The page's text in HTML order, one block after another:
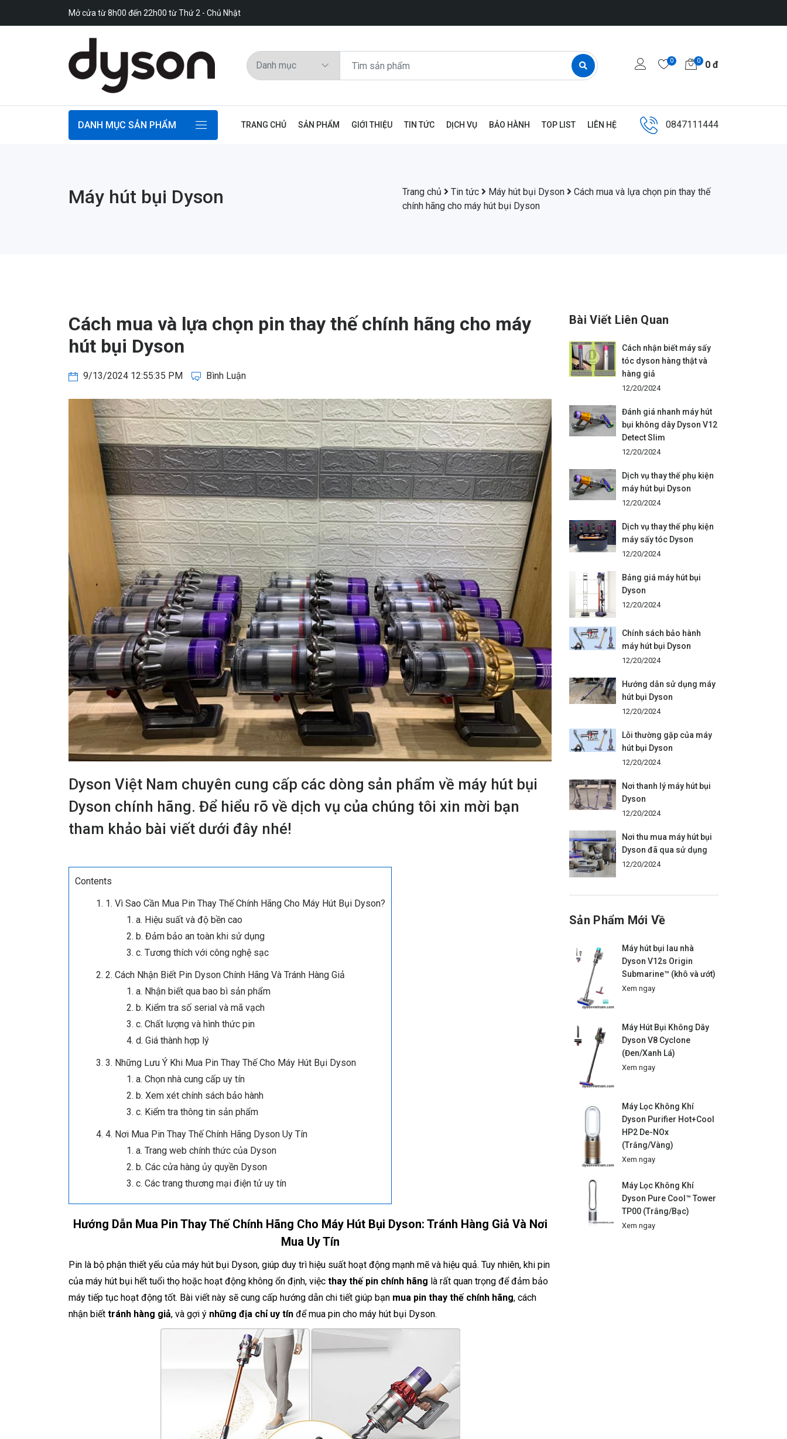
Mở cửa từ 8h00 đến 22h00 từ Thứ 2 - Chủ Nhật
0 0 0 đ
DANH MỤC SẢN PHẨM TRANG CHỦ SẢN PHẨM GIỚI THIỆU TIN TỨC DỊCH VỤ BẢO HÀNH TOP LIST LIÊN HỆ 0847111444
Máy hút bụi Dyson Trang chủ Tin tức Máy hút bụi Dyson
Cách mua và lựa chọn pin thay thế
chính hãng cho máy hút bụi Dyson
Cách mua và lựa chọn pin thay thế chính hãng cho máy
hút bụi Dyson
9/13/2024 12:55:35 PM Bình Luận
Dyson Việt Nam chuyên cung cấp các dòng sản phẩm về máy hút bụi
Dyson chính hãng. Để hiểu rõ về dịch vụ của chúng tôi xin mời bạn
tham khảo bài viết dưới đây nhé!
Contents
1. Vì Sao Cần Mua Pin Thay Thế Chính Hãng Cho Máy Hút Bụi Dyson?
a. Hiệu suất và độ bền cao
b. Đảm bảo an toàn khi sử dụng
c. Tương thích với công nghệ sạc
2. Cách Nhận Biết Pin Dyson Chính Hãng Và Tránh Hàng Giả
a. Nhận biết qua bao bì sản phẩm
b. Kiểm tra số serial và mã vạch
c. Chất lượng và hình thức pin
d. Giá thành hợp lý
3. Những Lưu Ý Khi Mua Pin Thay Thế Cho Máy Hút Bụi Dyson
a. Chọn nhà cung cấp uy tín
b. Xem xét chính sách bảo hành
c. Kiểm tra thông tin sản phẩm
4. Nơi Mua Pin Thay Thế Chính Hãng Dyson Uy Tín
a. Trang web chính thức của Dyson
b. Các cửa hàng ủy quyền Dyson
c. Các trang thương mại điện tử uy tín
Hướng Dẫn Mua Pin Thay Thế Chính Hãng Cho Máy Hút Bụi Dyson: Tránh Hàng Giả Và Nơi
Mua Uy Tín
Pin là bộ phận thiết yếu của máy hút bụi Dyson, giúp duy trì hiệu suất hoạt động mạnh mẽ và hiệu quả. Tuy nhiên, khi pin
của máy hút bụi hết tuổi thọ hoặc hoạt động không ổn định, việc thay thế pin chính hãng là rất quan trọng để đảm bảo
máy tiếp tục hoạt động tốt. Bài viết này sẽ cung cấp hướng dẫn chi tiết giúp bạn mua pin thay thế chính hãng, cách
nhận biết tránh hàng giả, và gợi ý những địa chỉ uy tín để mua pin cho máy hút bụi Dyson.
Bài Viết Liên Quan
Cách nhận biết máy sấy
tóc dyson hàng thật và
hàng giả
12/20/2024
Đánh giá nhanh máy hút
bụi không dây Dyson V12
Detect Slim
12/20/2024
Dịch vụ thay thế phụ kiện
máy hút bụi Dyson
12/20/2024
Dịch vụ thay thế phụ kiện
máy sấy tóc Dyson
12/20/2024
Bảng giá máy hút bụi
Dyson
12/20/2024
Chính sách bảo hành
máy hút bụi Dyson
12/20/2024
Hướng dẫn sử dụng máy
hút bụi Dyson
12/20/2024
Lỗi thường gặp của máy
hút bụi Dyson
12/20/2024
Nơi thanh lý máy hút bụi
Dyson
12/20/2024
Nơi thu mua máy hút bụi
Dyson đã qua sử dụng
12/20/2024
Sản Phẩm Mới Về
Máy hút bụi lau nhà
Dyson V12s Origin
Submarine™ (khô và ướt)
Xem ngay
Máy Hút Bụi Không Dây
Dyson V8 Cyclone
(Đen/Xanh Lá)
Xem ngay
Máy Lọc Không Khí
Dyson Purifier Hot+Cool
HP2 De-NOx
(Trắng/Vàng)
Xem ngay
Máy Lọc Không Khí
Dyson Pure Cool™ Tower
TP00 (Trắng/Bạc)
Xem ngay